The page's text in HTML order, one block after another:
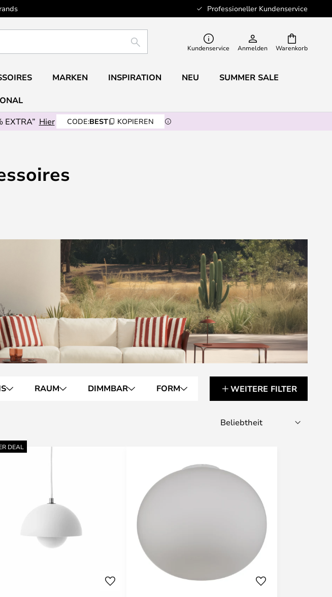
Professioneller Kundenservice
Warenkorb
SUCHE Kundenservice Anmelden
MARKEN INSPIRATION NEU SUMMER SALE
Hier CODE:BEST KOPIEREN
RAUM DIMMBAR FORM WEITERE FILTER
DEAL